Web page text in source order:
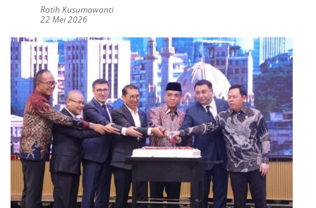
Ratih Kusumawanti
22 Mei 2026